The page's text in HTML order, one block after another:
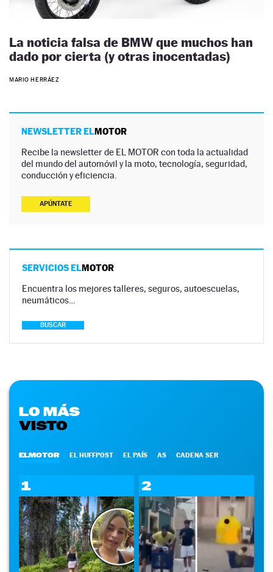
La noticia falsa de BMW que muchos han
dado por cierta (y otras inocentadas)
MARIO HERRÁEZ
NEWSLETTER ELMOTOR
Recibe la newsletter de EL MOTOR con toda la actualidad
del mundo del automóvil y la moto, tecnología, seguridad,
conducción y eficiencia.
APÚNTATE
SERVICIOS ELMOTOR
Encuentra los mejores talleres, seguros, autoescuelas,
neumáticos…
BUSCAR
LO MÁS
VISTO
ELMOTOR EL HUFFPOST EL PAÍS AS CADENA SER
1 2